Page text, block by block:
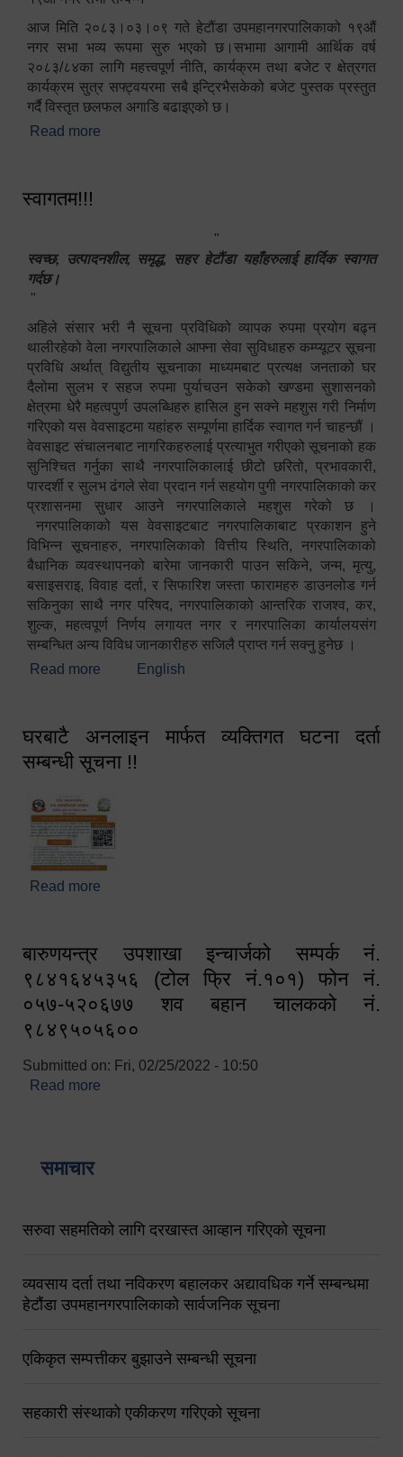
आज मिति २०८३।०३।०९ गते हेटौंडा उपमहानगरपालिकाको १९औं
नगर सभा भव्य रूपमा सुरु भएको छ।सभामा आगामी आर्थिक वर्ष
२०८३/८४का लागि महत्त्वपूर्ण नीति, कार्यक्रम तथा बजेट र क्षेत्रगत
कार्यक्रम सुत्र सफ्ट्वयरमा सबै इन्ट्रिभैसकेको बजेट पुस्तक प्रस्तुत
गर्दै विस्तृत छलफल अगाडि बढाइएको छ।
Read more
स्वागतम!!!
"
स्वच्छ, उत्पादनशील, समृद्ध, सहर हेटौंडा यहाँहरुलाई हार्दिक स्वागत
गर्दछ।
"
अहिले संसार भरी नै सूचना प्रविधिको व्यापक रुपमा प्रयोग बढ्न
थालीरहेको वेला नगरपालिकाले आफ्ना सेवा सुविधाहरु कम्प्यूटर सूचना
प्रविधि अर्थात् विद्युतीय सूचनाका माध्यमबाट प्रत्यक्ष जनताको घर
दैलोमा सुलभ र सहज रुपमा पुर्याचउन सकेको खण्डमा सुशासनको
क्षेत्रमा धेरै महत्वपुर्ण उपलब्धिहरु हासिल हुन सक्ने महशुस गरी निर्माण
गरिएको यस वेवसाइटमा यहांहरु सम्पूर्णमा हार्दिक स्वागत गर्न चाहन्छौं ।
वेवसाइट संचालनबाट नागरिकहरुलाई प्रत्याभुत गरीएको सूचनाको हक
सुनिश्चित गर्नुका साथै नगरपालिकालाई छीटो छरितो, प्रभावकारी,
पारदर्शी र सुलभ ढंगले सेवा प्रदान गर्न सहयोग पुगी नगरपालिकाको कर
प्रशासनमा सुधार आउने नगरपालिकाले महशुस गरेको छ ।
नगरपालिकाको यस वेवसाइटबाट नगरपालिकाबाट प्रकाशन हुने
विभिन्न सूचनाहरु, नगरपालिकाको वित्तीय स्थिति, नगरपालिकाको
बैधानिक व्यवस्थापनको बारेमा जानकारी पाउन सकिने, जन्म, मृत्यु,
बसाइसराइ, विवाह दर्ता, र सिफारिश जस्ता फारामहरु डाउनलोड गर्न
सकिनुका साथै नगर परिषद, नगरपालिकाको आन्तरिक राजश्व, कर,
शुल्क, महत्वपूर्ण निर्णय लगायत नगर र नगरपालिका कार्यालयसंग
सम्बन्धित अन्य विविध जानकारीहरु सजिलै प्राप्त गर्न सक्नु हुनेछ ।
Read more about स्वागतम!!!
English
घरबाटै अनलाइन मार्फत व्यक्तिगत घटना दर्ता
सम्बन्धी सूचना !!
Read more
बारुणयन्त्र उपशाखा इन्चार्जको सम्पर्क नं.
९८४१६४५३५६ (टोल फ्रि नं.१०१) फोन नं.
०५७-५२०६७७ शव बहान चालकको नं.
९८४९५०५६००
Submitted on: Fri, 02/25/2022 - 10:50
Read more
समाचार
सरुवा सहमतिको लागि दरखास्त आव्हान गरिएको सूचना
व्यवसाय दर्ता तथा नविकरण बहालकर अद्यावधिक गर्ने सम्बन्धमा
हेटौंडा उपमहानगरपालिकाको सार्वजनिक सूचना
एकिकृत सम्पत्तीकर बुझाउने सम्बन्धी सूचना
सहकारी संस्थाको एकीकरण गरिएको सूचना